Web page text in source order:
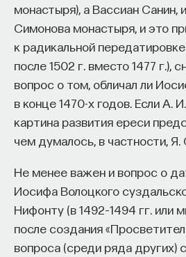
монастыря), а Вассиан Санин,
Симонова монастыря, и это
к радикальной
после 1502 г. вместо 1477 г.),
вопрос о том, обличал ли
в конце 1470-х годов. Если А.
картина развития ереси
чем думалось, в частности, Я.
Не менее важен и вопрос о
Иосифа Волоцкого
Нифонту (в 1492–1494 гг. или
после создания
вопроса (среди ряда других)